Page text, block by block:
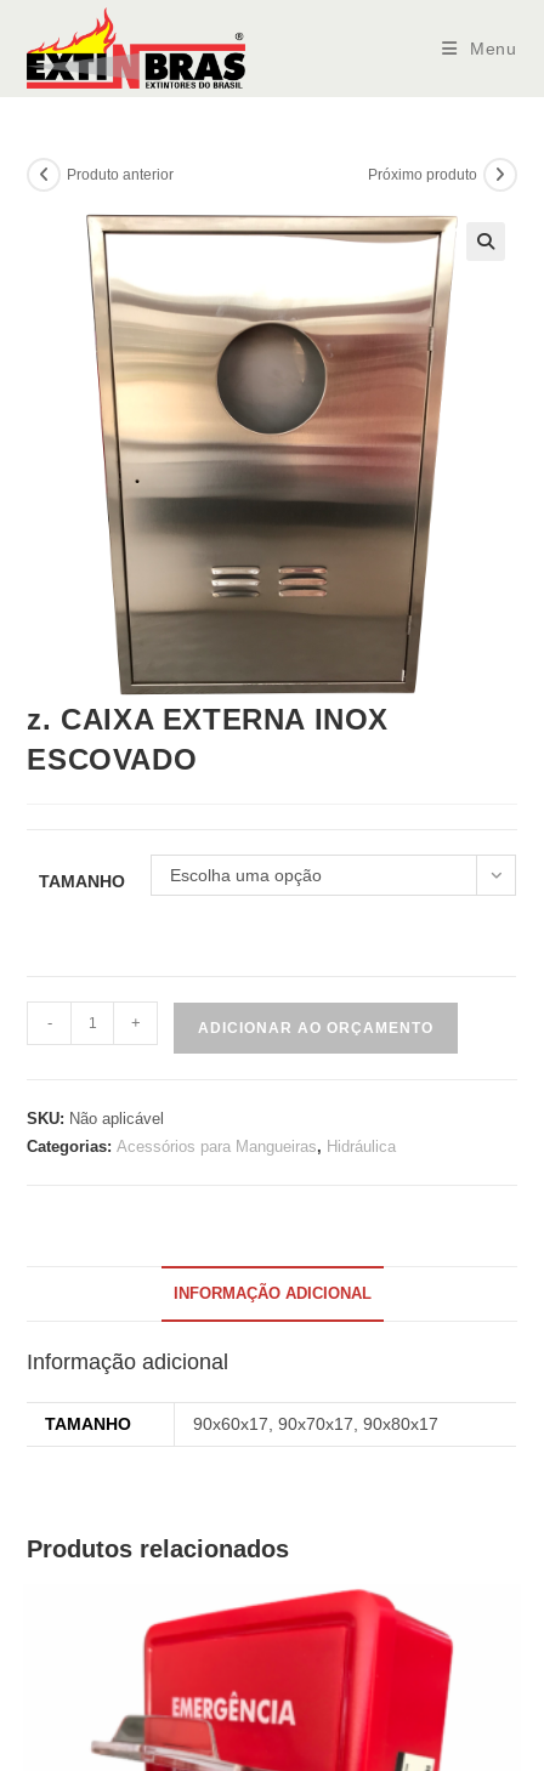
Menu
Produto anterior Próximo produto
z. CAIXA EXTERNA INOX
ESCOVADO
TAMANHO Escolha uma opção
CAIXA
ESCOVADO
- + ADICIONAR AO ORÇAMENTO
SKU: Não aplicável
Categorias:Acessórios para Mangueiras, Hidráulica
INFORMAÇÃO ADICIONAL
Informação adicional
TAMANHO 90x60x17, 90x70x17, 90x80x17
Produtos relacionados